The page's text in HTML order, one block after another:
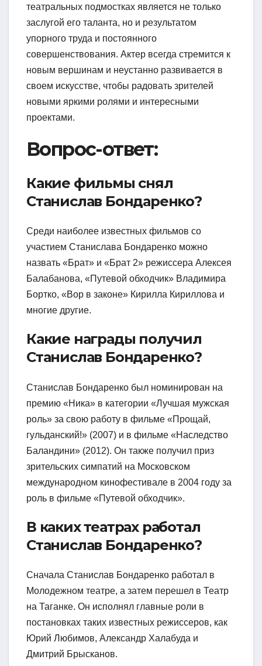
театральных подмостках является не только
заслугой его таланта, но и результатом
упорного труда и постоянного
совершенствования. Актер всегда стремится к
новым вершинам и неустанно развивается в
своем искусстве, чтобы радовать зрителей
новыми яркими ролями и интересными
проектами.
Вопрос-ответ:
Какие фильмы снял
Станислав Бондаренко?
Среди наиболее известных фильмов со
участием Станислава Бондаренко можно
назвать «Брат» и «Брат 2» режиссера Алексея
Балабанова, «Путевой обходчик» Владимира
Бортко, «Вор в законе» Кирилла Кириллова и
многие другие.
Какие награды получил
Станислав Бондаренко?
Станислав Бондаренко был номинирован на
премию «Ника» в категории «Лучшая мужская
роль» за свою работу в фильме «Прощай,
гульданский!» (2007) и в фильме «Наследство
Баландини» (2012). Он также получил приз
зрительских симпатий на Московском
международном кинофестивале в 2004 году за
роль в фильме «Путевой обходчик».
В каких театрах работал
Станислав Бондаренко?
Сначала Станислав Бондаренко работал в
Молодежном театре, а затем перешел в Театр
на Таганке. Он исполнял главные роли в
постановках таких известных режиссеров, как
Юрий Любимов, Александр Халабуда и
Дмитрий Брысканов.